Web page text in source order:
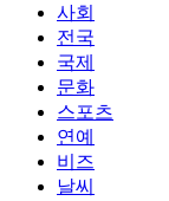
사회
전국
국제
문화
스포츠
연예
비즈
날씨